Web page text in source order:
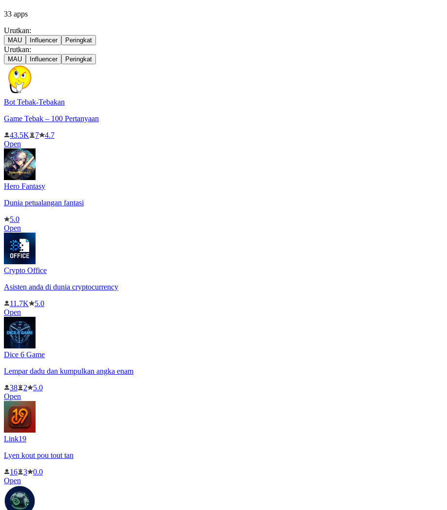
33 apps
Urutkan:
MAU Influencer Peringkat
Urutkan:
MAU Influencer Peringkat
Bot Tebak-Tebakan
Game Tebak – 100 Pertanyaan
43.5K
7
4.7
Open
Hero Fantasy
Dunia petualangan fantasi
5.0
Open
Crypto Office
Asisten anda di dunia cryptocurrency
11.7K
5.0
Open
Dice 6 Game
Lempar dadu dan kumpulkan angka enam
38
2
5.0
Open
Link19
Lyen kout pou tout tan
16
3
0.0
Open